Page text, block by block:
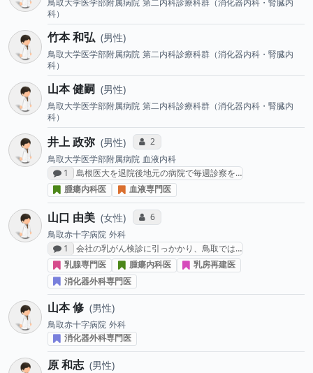
鳥取大学医学部附属病院 第二内科診療科群（消化器内科・腎臓内
科）
竹本 和弘 男性
鳥取大学医学部附属病院 第二内科診療科群（消化器内科・腎臓内
科）
山本 健嗣 男性
鳥取大学医学部附属病院 第二内科診療科群（消化器内科・腎臓内
科）
井上 政弥 男性 コミュニケーション・タイプ投票数
2
鳥取大学医学部附属病院 血液内科
感想投稿数
1
島根医大を退院後地元の病院で毎週診察を…
腫瘍内科医
血液専門医
山口 由美 女性 コミュニケーション・タイプ投票数
6
鳥取赤十字病院 外科
感想投稿数
1
会社の乳がん検診に引っかかり、鳥取では…
乳腺専門医
腫瘍内科医
乳房再建医
消化器外科専門医
山本 修 男性
鳥取赤十字病院 外科
消化器外科専門医
原 和志 男性